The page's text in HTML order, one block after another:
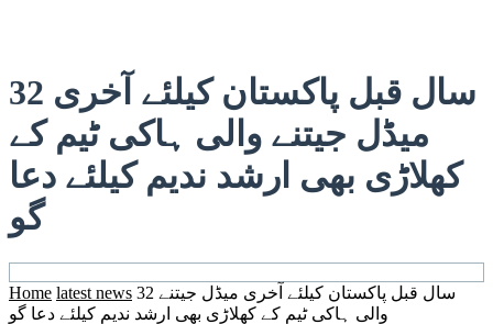
32 سال قبل پاکستان کیلئے آخری
میڈل جیتنے والی ہاکی ٹیم کے
کھلاڑی بھی ارشد ندیم کیلئے دعا
گو
Home latest news 32 سال قبل پاکستان کیلئے آخری میڈل جیتنے
والی ہاکی ٹیم کے کھلاڑی بھی ارشد ندیم کیلئے دعا گو